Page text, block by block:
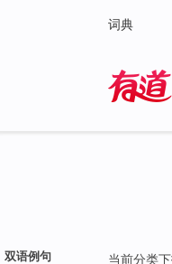
词典
双语例句 当前分类